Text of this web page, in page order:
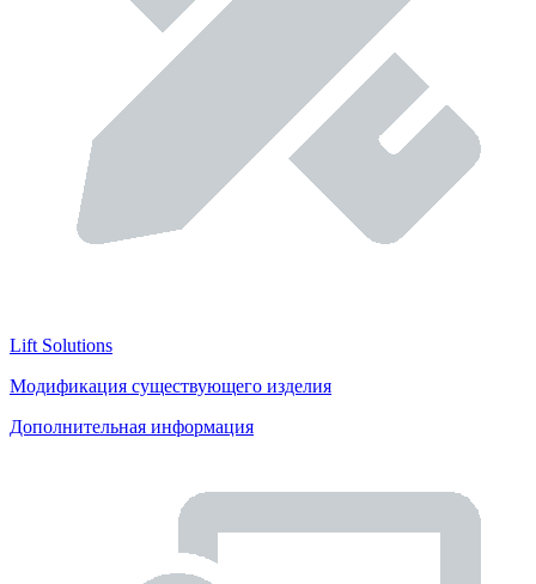
Lift Solutions
Модификация существующего изделия
Дополнительная информация